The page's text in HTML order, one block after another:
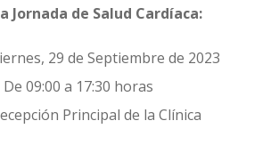
Jornada de Salud Cardíaca:
29 de Septiembre de 2023
De 09:00 a 17:30 horas
Principal de la Clínica